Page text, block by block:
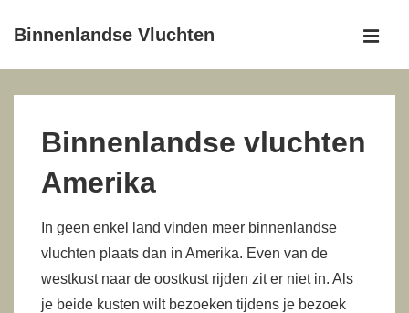
Doorgaan
Binnenlandse Vluchten
Binnenlandse vluchten
Amerika
In geen enkel land vinden meer binnenlandse
vluchten plaats dan in Amerika. Even van de
westkust naar de oostkust rijden zit er niet in. Als
je beide kusten wilt bezoeken tijdens je bezoek